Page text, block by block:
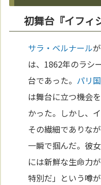
初舞台『イフィ
サラ・ベルナール
は、1862年のラシ
台であった。 パリ国
は舞台に立つ機会
かった。しかし、
その繊細でありな
一瞬で掴んだ。彼
には新鮮な生命力
特別だ」という噂